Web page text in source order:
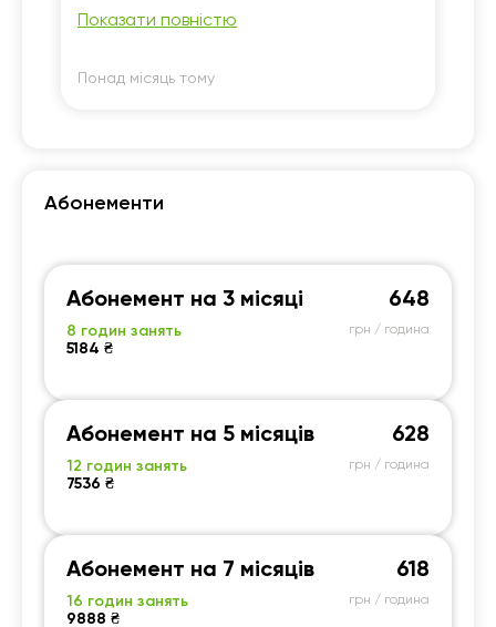
мови на В2 але Лена Поліщук-Зємінська
побачила і виправила багато помилок.
Син спілкувався з лікарями у Варшаві.
Показати повністю
Понад місяць тому
Абонементи
Абонемент на 3 місяці
8 годин занять
5184 ₴
648
грн / година
Абонемент на 5 місяців
12 годин занять
7536 ₴
628
грн / година
Абонемент на 7 місяців
16 годин занять
9888 ₴
618
грн / година